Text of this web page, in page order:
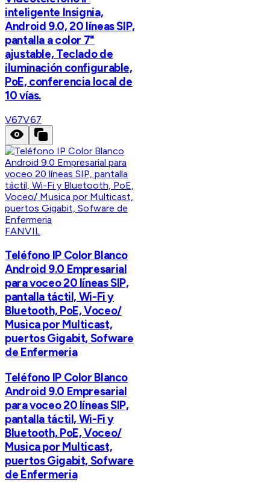
inteligente Insignia,
Android 9.0, 20 líneas SIP,
pantalla a color 7"
ajustable, Teclado de
iluminación configurable,
PoE, conferencia local de
10 vías.
V67V67
FANVIL
Teléfono IP Color Blanco
Android 9.0 Empresarial
para voceo 20 líneas SIP,
pantalla táctil, Wi-Fi y
Bluetooth, PoE, Voceo/
Musica por Multicast,
puertos Gigabit, Sofware
de Enfermeria
Teléfono IP Color Blanco
Android 9.0 Empresarial
para voceo 20 líneas SIP,
pantalla táctil, Wi-Fi y
Bluetooth, PoE, Voceo/
Musica por Multicast,
puertos Gigabit, Sofware
de Enfermeria